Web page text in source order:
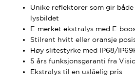
Unike reflektorer som gir
lysbildet
E-merket ekstralys med E-
Stilrent hvitt eller oransje
Høy slitestyrke med IP68/
5 års funksjonsgaranti fra
Ekstralys til en uslåelig pris